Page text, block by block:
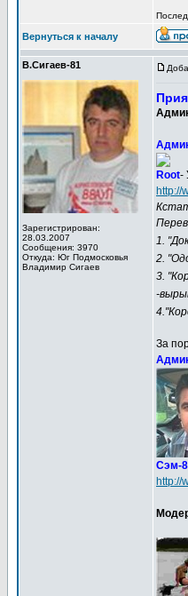
Вернуться к началу
В.Сигаев-81
Зарегистрирован:
28.03.2007
Сообщения: 3970
Откуда: Юг Подмосковья
Владимир Сигаев
Root-
http://
1.
2.
3.
-
За
Сэм-
http://